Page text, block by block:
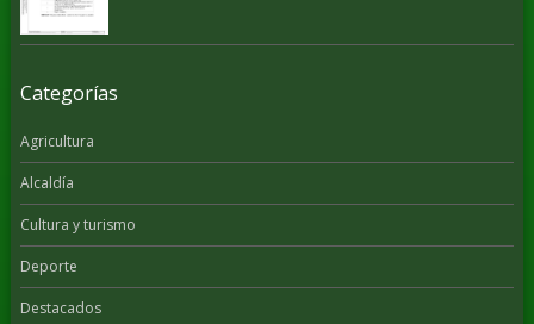
Categorías
Agricultura
Alcaldía
Cultura y turismo
Deporte
Destacados